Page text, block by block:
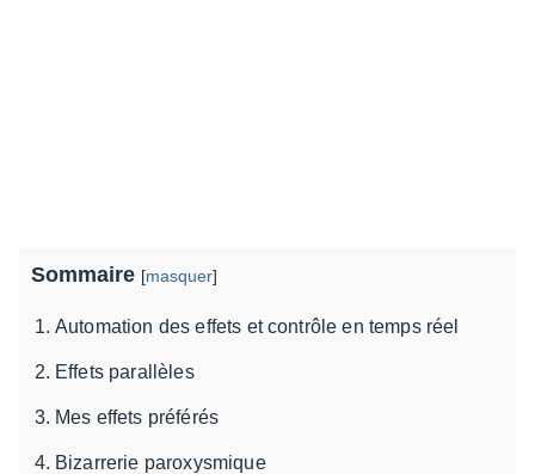
Sommaire [masquer]
Automation des effets et contrôle en temps réel
Effets parallèles
Mes effets préférés
Bizarrerie paroxysmique